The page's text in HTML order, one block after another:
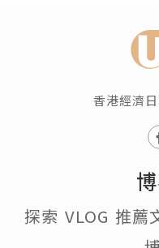
香港經濟
探索 VLOG 推薦